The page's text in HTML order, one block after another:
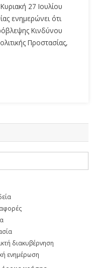
27 Ιουλίου
ενημερώνει ότι
Κινδύνου
Προστασίας,
διακυβέρνηση
ενημέρωση